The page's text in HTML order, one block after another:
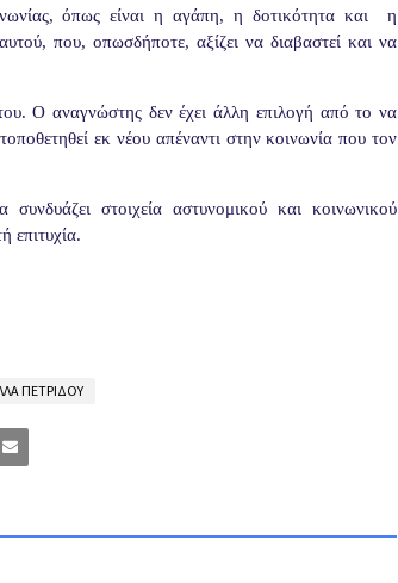
όπως είναι η αγάπη, η δοτικότητα και
η
που, οπωσδήποτε, αξίζει να διαβαστεί και να
Ο αναγνώστης δεν έχει άλλη επιλογή από το να
εκ νέου απέναντι στην κοινωνία που τον
στοιχεία αστυνομικού και κοινωνικού
επιτυχία.
ΠΕΤΡΙΔΟΥ